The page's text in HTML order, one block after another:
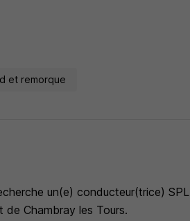
et remorque
un(e) conducteur(trice) SPL
de Chambray les Tours.